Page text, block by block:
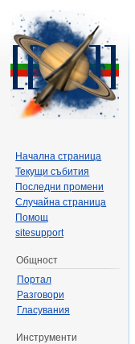
Начална страница
Текущи събития
Последни промени
Случайна страница
Помощ
sitesupport
Общност
Портал
Разговори
Гласувания
Инструменти